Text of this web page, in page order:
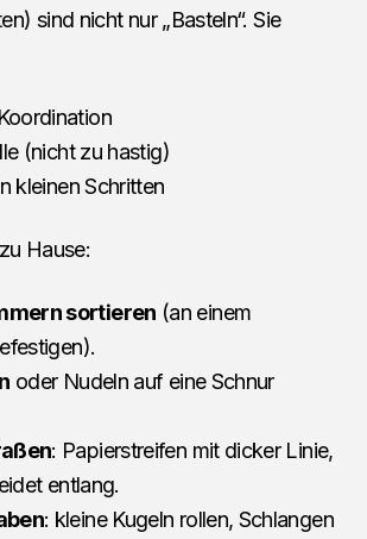
sind nicht nur „Basteln“. Sie
(nicht zu hastig)
kleinen Schritten
Hause:
sortieren (an einem
oder Nudeln auf eine Schnur
: Papierstreifen mit dicker Linie,
entlang.
: kleine Kugeln rollen, Schlangen